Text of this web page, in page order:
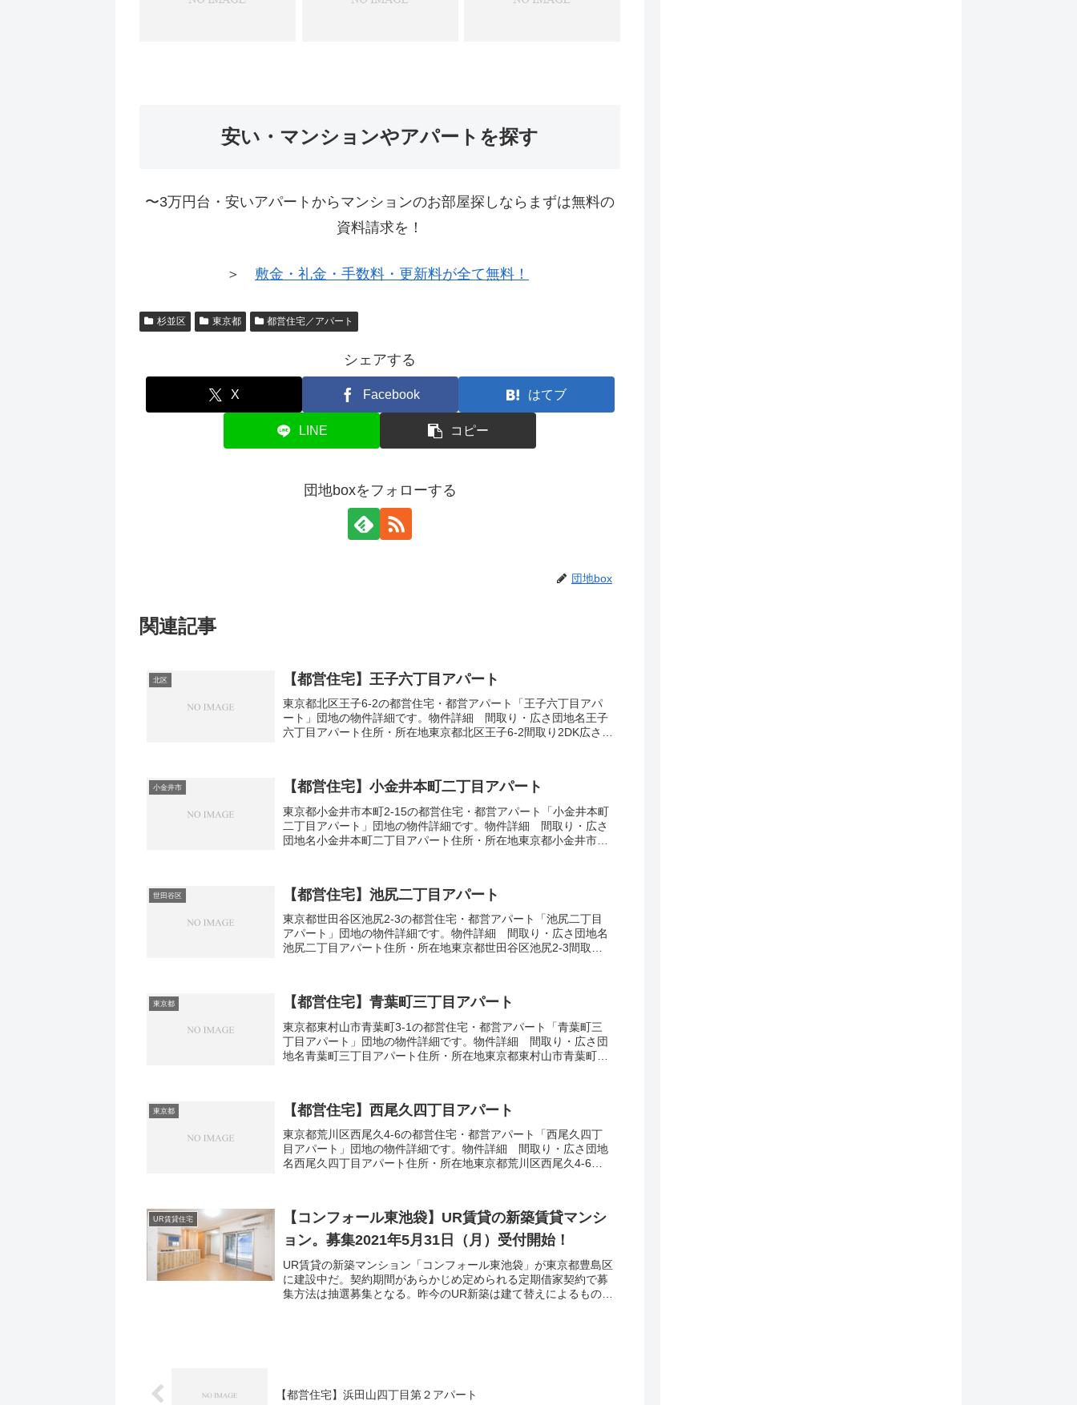
安い・マンションやアパートを探す
〜3万円台・安いアパートからマンションのお部屋探しならまずは無料の
資料請求を！
＞ 敷金・礼金・手数料・更新料が全て無料！
杉並区 東京都 都営住宅／アパート
シェアする
X Facebook はてブ
LINE コピー
団地boxをフォローする
団地box
関連記事
北区 【都営住宅】王子六丁目アパート
東京都北区王子6-2の都営住宅・都営アパート「王子六丁目アパ
ート」団地の物件詳細です。物件詳細 間取り・広さ団地名王子
六丁目アパート住所・所在地東京都北区王子6-2間取り2DK広さ・
小金井市 【都営住宅】小金井本町二丁目アパート
東京都小金井市本町2-15の都営住宅・都営アパート「小金井本町
二丁目アパート」団地の物件詳細です。物件詳細 間取り・広さ
団地名小金井本町二丁目アパート住所・所在地東京都小金井市本
世田谷区 【都営住宅】池尻二丁目アパート
東京都世田谷区池尻2-3の都営住宅・都営アパート「池尻二丁目
アパート」団地の物件詳細です。物件詳細 間取り・広さ団地名
池尻二丁目アパート住所・所在地東京都世田谷区池尻2-3間取り
東京都 【都営住宅】青葉町三丁目アパート
東京都東村山市青葉町3-1の都営住宅・都営アパート「青葉町三
丁目アパート」団地の物件詳細です。物件詳細 間取り・広さ団
地名青葉町三丁目アパート住所・所在地東京都東村山市青葉町3-
東京都 【都営住宅】西尾久四丁目アパート
東京都荒川区西尾久4-6の都営住宅・都営アパート「西尾久四丁
目アパート」団地の物件詳細です。物件詳細 間取り・広さ団地
名西尾久四丁目アパート住所・所在地東京都荒川区西尾久4-6間
UR賃貸住宅
【コンフォール東池袋】UR賃貸の新築賃貸マンシ
ョン。募集2021年5月31日（月）受付開始！
UR賃貸の新築マンション「コンフォール東池袋」が東京都豊島区
に建設中だ。契約期間があらかじめ定められる定期借家契約で募
集方法は抽選募集となる。昨今のUR新築は建て替えによるものが
【都営住宅】浜田山四丁目第２アパート